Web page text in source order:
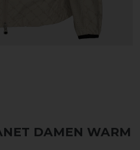
DAMEN WARM